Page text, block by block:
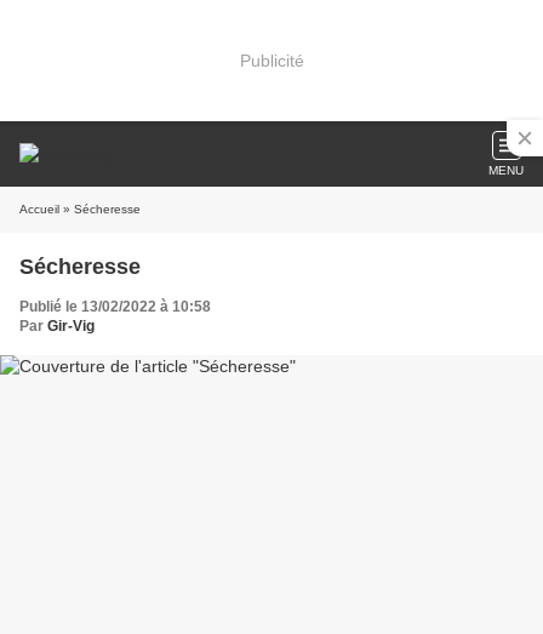
Publicité
MENU
Accueil » Sécheresse
Sécheresse
Publié le 13/02/2022 à 10:58
Par Gir-Vig